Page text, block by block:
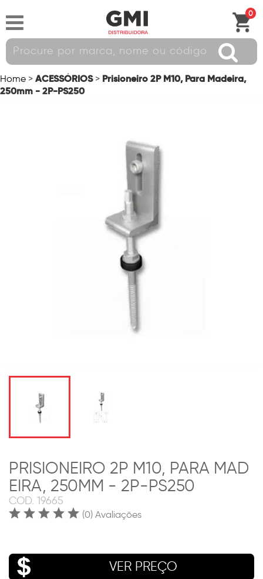
0
Home > ACESSÓRIOS > Prisioneiro 2P M10, Para Madeira,
250mm - 2P-PS250
PRISIONEIRO 2P M10, PARA MAD
EIRA, 250MM - 2P-PS250
COD. 19665
(0) Avaliações
VER PREÇO